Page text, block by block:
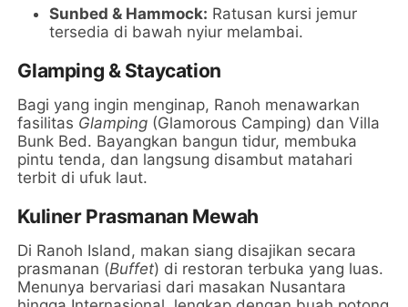
Sunbed & Hammock: Ratusan kursi jemur
tersedia di bawah nyiur melambai.
Glamping & Staycation
Bagi yang ingin menginap, Ranoh menawarkan
fasilitas Glamping (Glamorous Camping) dan Villa
Bunk Bed. Bayangkan bangun tidur, membuka
pintu tenda, dan langsung disambut matahari
terbit di ufuk laut.
Kuliner Prasmanan Mewah
Di Ranoh Island, makan siang disajikan secara
prasmanan (Buffet) di restoran terbuka yang luas.
Menunya bervariasi dari masakan Nusantara